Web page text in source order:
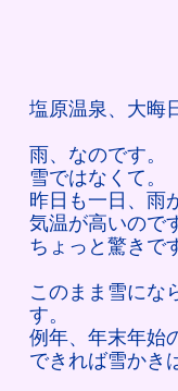
塩原温泉、大晦
雨、なのです。
雪ではなくて。
昨日も一日、雨
気温が高いので
ちょっと驚きで
このまま雪にな
す。
例年、年末年始
できれば雪かき